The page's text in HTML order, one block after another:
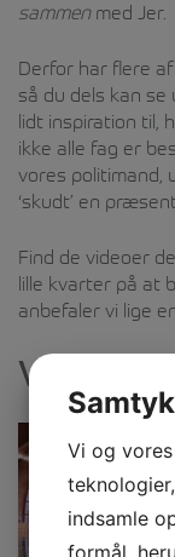
sammenmed Jer.
Derfor har flere
så du dels kan
lidt inspiration til,
ikke alle fag er
vores politimand,
‘skudt’ en
Find de videoer
lille kvarter på at
anbefaler vi lige
Vandsport
Vi og
indsamle
formål,